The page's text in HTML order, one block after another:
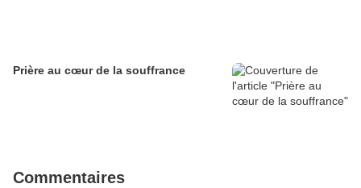
Prière au cœur de la souffrance
Commentaires